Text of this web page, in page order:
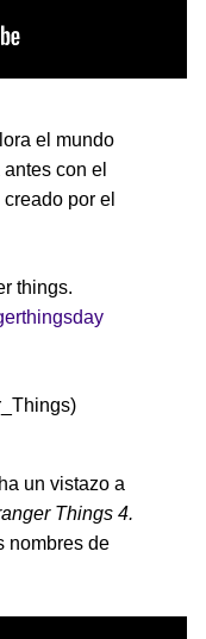
el mundo
con el
por el
things.
un vistazo a
Things 4.
nombres de